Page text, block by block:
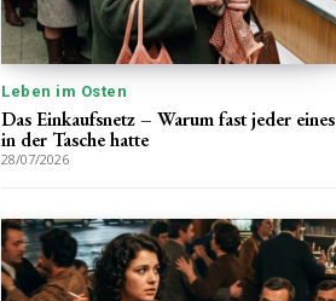
Leben im Osten
Das Einkaufsnetz – Warum fast jeder eines
in der Tasche hatte
28/07/2026